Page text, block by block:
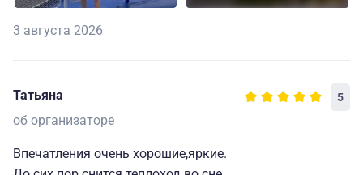
3 августа 2026
Татьяна 5
об организаторе
Впечатления очень хорошие,яркие.